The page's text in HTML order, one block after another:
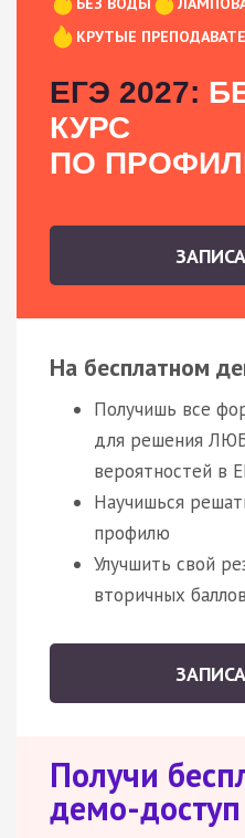
КРУТЫЕ
ЕГЭ 2027:
КУРС
ПО
На бесплатном
Получишь все
для решения
вероятностей в
Научишься
профилю
Улучшить свой
вторичных баллов
Получи
демо-доступ